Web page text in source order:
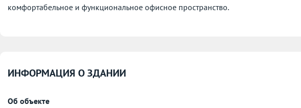
комфортабельное и функциональное офисное пространство.
ИНФОРМАЦИЯ О ЗДАНИИ
Об объекте